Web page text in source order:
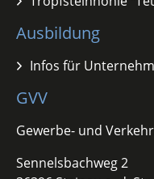
Ausbildung
Infos für
GVV
Gewerbe- und
Sennelsbachweg 2